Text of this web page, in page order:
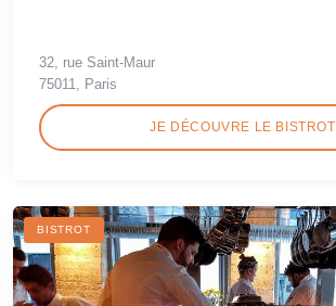
32, rue Saint-Maur
75011, Paris
JE DÉCOUVRE LE BISTROT
BISTROT